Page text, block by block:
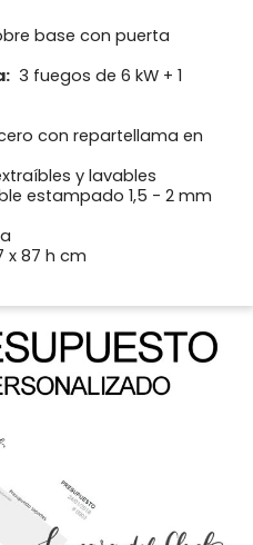
base con puerta
3 fuegos de 6 kW + 1
con repartellama en
y lavables
estampado 1,5 - 2 mm
x 87 h cm